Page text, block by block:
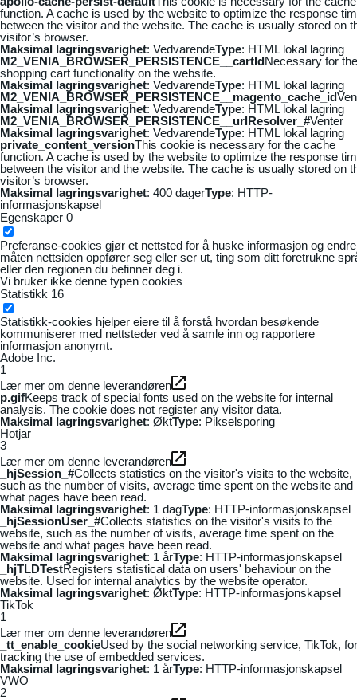
function. A cache is used by the website to optimize the response
between the visitor and the website. The cache is usually stored on
visitor’s browser.
Maksimal lagringsvarighet: VedvarendeType: HTML lokal lagring
M2_VENIA_BROWSER_PERSISTENCE__cartIdNecessary for the
shopping cart functionality on the website.
Maksimal lagringsvarighet: VedvarendeType: HTML lokal lagring
M2_VENIA_BROWSER_PERSISTENCE__magento_cache_id
Maksimal lagringsvarighet: VedvarendeType: HTML lokal lagring
M2_VENIA_BROWSER_PERSISTENCE__urlResolver_#Venter
Maksimal lagringsvarighet: VedvarendeType: HTML lokal lagring
private_content_versionThis cookie is necessary for the cache
function. A cache is used by the website to optimize the response
between the visitor and the website. The cache is usually stored on
visitor’s browser.
Maksimal lagringsvarighet: 400 dagerType: HTTP-
informasjonskapsel
Egenskaper 0
Preferanse-cookies gjør et nettsted for å huske informasjon og
måten nettsiden oppfører seg eller ser ut, ting som ditt foretrukne
eller den regionen du befinner deg i.
Vi bruker ikke denne typen cookies
Statistikk 16
Statistikk-cookies hjelper eiere til å forstå hvordan besøkende
kommuniserer med nettsteder ved å samle inn og rapportere
informasjon anonymt.
Adobe Inc.
1
Lær mer om denne leverandøren
p.gifKeeps track of special fonts used on the website for internal
analysis. The cookie does not register any visitor data.
Maksimal lagringsvarighet: ØktType: Pikselsporing
Hotjar
3
Lær mer om denne leverandøren
_hjSession_#Collects statistics on the visitor's visits to the website,
such as the number of visits, average time spent on the website and
what pages have been read.
Maksimal lagringsvarighet: 1 dagType: HTTP-informasjonskapsel
_hjSessionUser_#Collects statistics on the visitor's visits to the
website, such as the number of visits, average time spent on the
website and what pages have been read.
Maksimal lagringsvarighet: 1 årType: HTTP-informasjonskapsel
_hjTLDTestRegisters statistical data on users' behaviour on the
website. Used for internal analytics by the website operator.
Maksimal lagringsvarighet: ØktType: HTTP-informasjonskapsel
TikTok
1
Lær mer om denne leverandøren
_tt_enable_cookieUsed by the social networking service, TikTok, for
tracking the use of embedded services.
Maksimal lagringsvarighet: 1 årType: HTTP-informasjonskapsel
VWO
2